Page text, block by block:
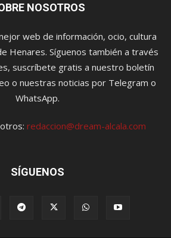
NOSOTROS
web de información, ocio, cultura
Henares. Síguenos también a través
suscríbete gratis a nuestro boletín
o nuestras noticias por Telegram o
WhatsApp.
redaccion@dream-alcala.com
SÍGUENOS